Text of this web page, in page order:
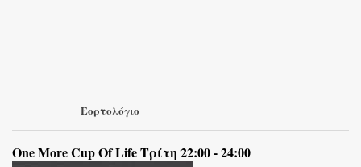
Εορτολόγιο
One More Cup Of Life Τρίτη 22:00 - 24:00